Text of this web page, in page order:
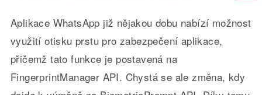
Aplikace WhatsApp již nějakou dobu nabízí možnost
využití otisku prstu pro zabezpečení aplikace,
přičemž tato funkce je postavená na
FingerprintManager API. Chystá se ale změna, kdy